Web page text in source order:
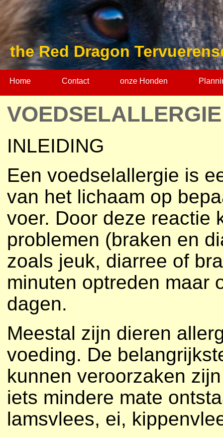
the Red Dragon
Home Contact onze Honden
VOEDSELALLERGIE
INLEIDING
Een voedselallergie is
van het lichaam op
voer. Door deze reactie
problemen (braken en
zoals jeuk, diarree of
minuten optreden maar
dagen.
Meestal zijn dieren
voeding. De
kunnen veroorzaken
iets mindere mate
lamsvlees, ei,